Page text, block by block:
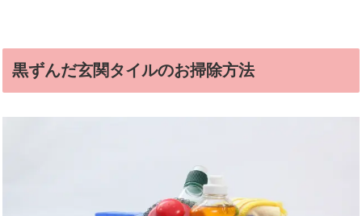
黒ずんだ玄関タイルのお掃除方法